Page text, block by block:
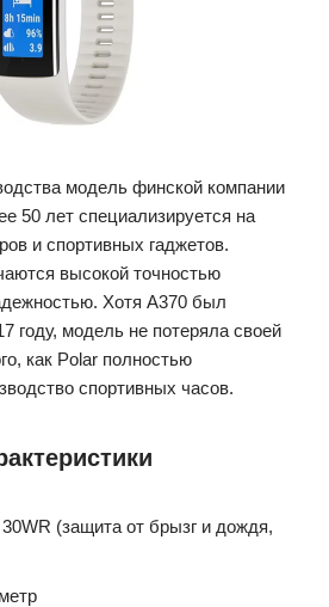
модель финской компании
50 лет специализируется на
и спортивных гаджетов.
высокой точностью
Хотя A370 был
году, модель не потеряла своей
как Polar полностью
спортивных часов.
(защита от брызг и дождя,